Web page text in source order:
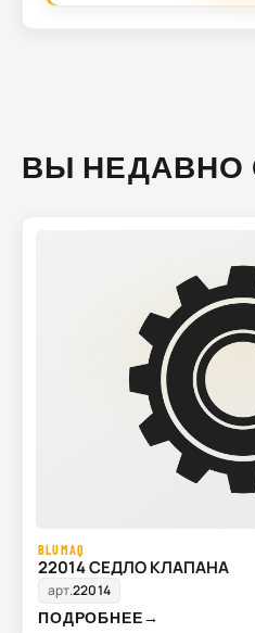
ВЫ НЕДАВНО
BLUMAQ
22014 СЕДЛО КЛАПАНА
арт.22014
ПОДРОБНЕЕ→